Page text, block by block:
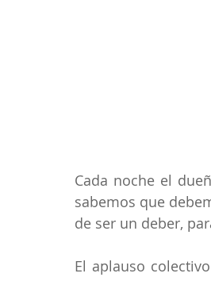
Cada noche el
sabemos que
de ser un deber,
El aplauso